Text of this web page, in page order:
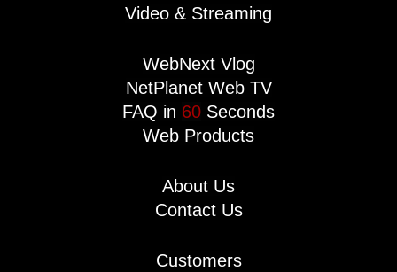
Video & Streaming
WebNext Vlog
NetPlanet Web TV
FAQ in 60 Seconds
Web Products
About Us
Contact Us
Customers